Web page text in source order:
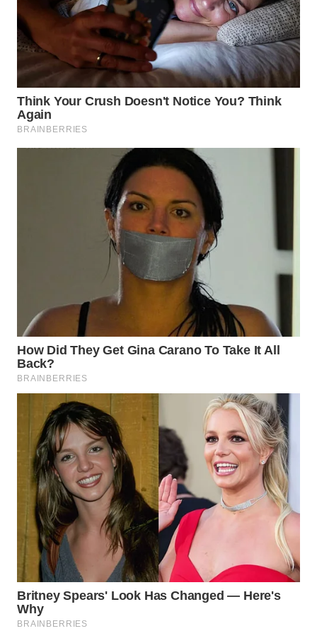
LABUANBAJO
WN
BORNEO
Wahana
Media
Group
WAHANA
INFRASTRUKTUR
WAHANA
KONSUMEN
WAHANA
LISTRIK
WAHANA
TRAVEL
WAHANA
TV
WAHANANEWS
ID
WAHANANEWS